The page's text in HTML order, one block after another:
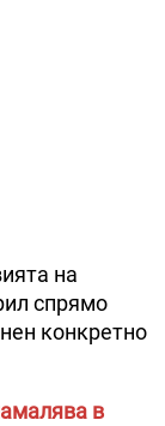
на
спрямо
конкретно
в